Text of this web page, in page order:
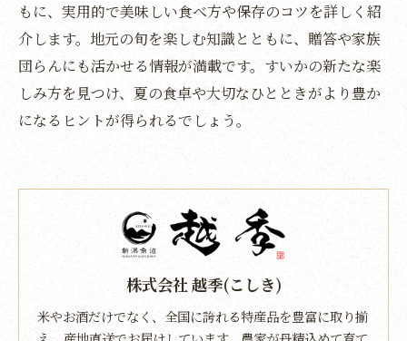
もに、実用的で美味しい食べ方や保存のコツを詳しく紹
介します。地元の旬を楽しむ知識とともに、贈答や家族
団らんにも活かせる情報が満載です。すいかの新たな楽
しみ方を見つけ、夏の食卓や大切なひとときがより豊か
になるヒントが得られるでしょう。
株式会社 越季(こしき)
米やお酒だけでなく、全国に誇れる特産品を豊富に取り揃